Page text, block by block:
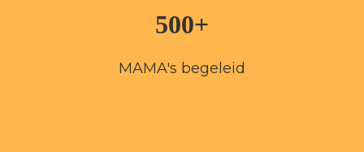
500+
MAMA's begeleid